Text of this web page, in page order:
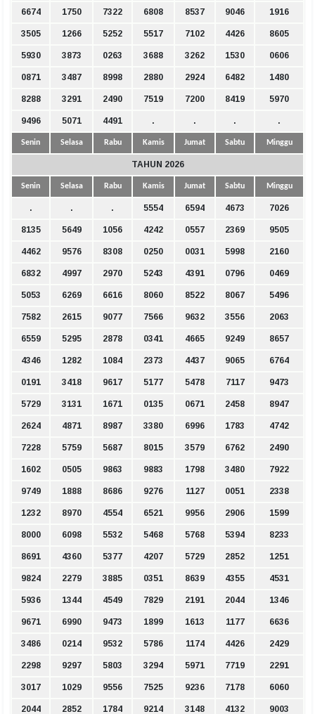
6674 1750 7322 6808 8537 9046 1916
3505 1266 5252 5517 7102 4426 8605
5930 3873 0263 3688 3262 1530 0606
0871 3487 8998 2880 2924 6482 1480
8288 3291 2490 7519 7200 8419 5970
9496 5071 4491 . . . .
Senin Selasa Rabu Kamis Jumat Sabtu Minggu
TAHUN 2026
Senin Selasa Rabu Kamis Jumat Sabtu Minggu
. . . 5554 6594 4673 7026
8135 5649 1056 4242 0557 2369 9505
4462 9576 8308 0250 0031 5998 2160
6832 4997 2970 5243 4391 0796 0469
5053 6269 6616 8060 8522 8067 5496
7582 2615 9077 7566 9632 3556 2063
6559 5295 2878 0341 4665 9249 8657
4346 1282 1084 2373 4437 9065 6764
0191 3418 9617 5177 5478 7117 9473
5729 3131 1671 0135 0671 2458 8947
2624 4871 8987 3380 6996 1783 4742
7228 5759 5687 8015 3579 6762 2490
1602 0505 9863 9883 1798 3480 7922
9749 1888 8686 9276 1127 0051 2338
1232 8970 4554 6521 9956 2906 1599
8000 6098 5532 5468 5768 5394 8233
8691 4360 5377 4207 5729 2852 1251
9824 2279 3885 0351 8639 4355 4531
5936 1344 4549 7829 2191 2044 1346
9671 6990 9473 1899 1613 1177 6636
3486 0214 9532 5786 1174 4426 2429
2298 9297 5803 3294 5971 7719 2291
3017 1029 9556 7525 9236 7178 6060
2044 2852 1784 9214 3148 4132 9003